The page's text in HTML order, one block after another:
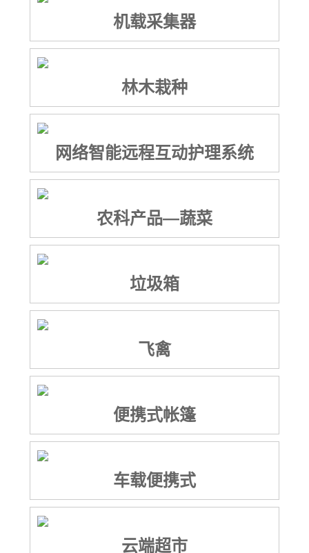
机载采集器
林木栽种
网络智能远程互动护理系统
农科产品—蔬菜
垃圾箱
飞禽
便携式帐篷
车载便携式
云端超市